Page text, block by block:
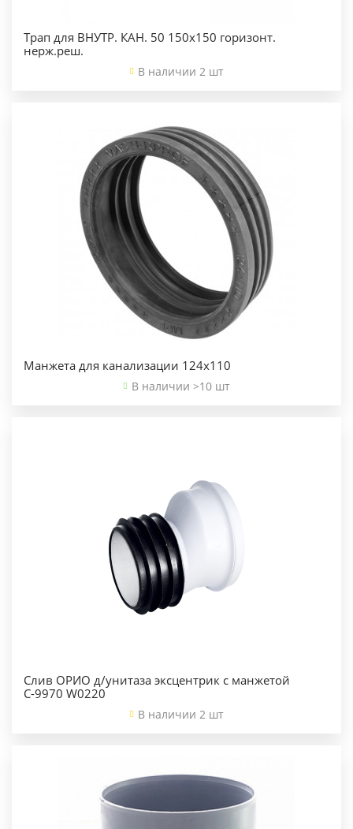
Трап для ВНУТР. КАН. 50 150х150 горизонт.
нерж.реш.
В наличии 2 шт
Манжета для канализации 124х110
В наличии >10 шт
Слив ОРИО д/унитаза эксцентрик с манжетой
С-9970 W0220
В наличии 2 шт